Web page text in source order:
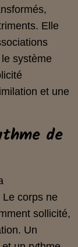
Elle
système
et une
de
corps ne
sollicité,
Un